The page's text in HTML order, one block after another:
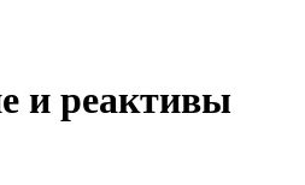
и реактивы